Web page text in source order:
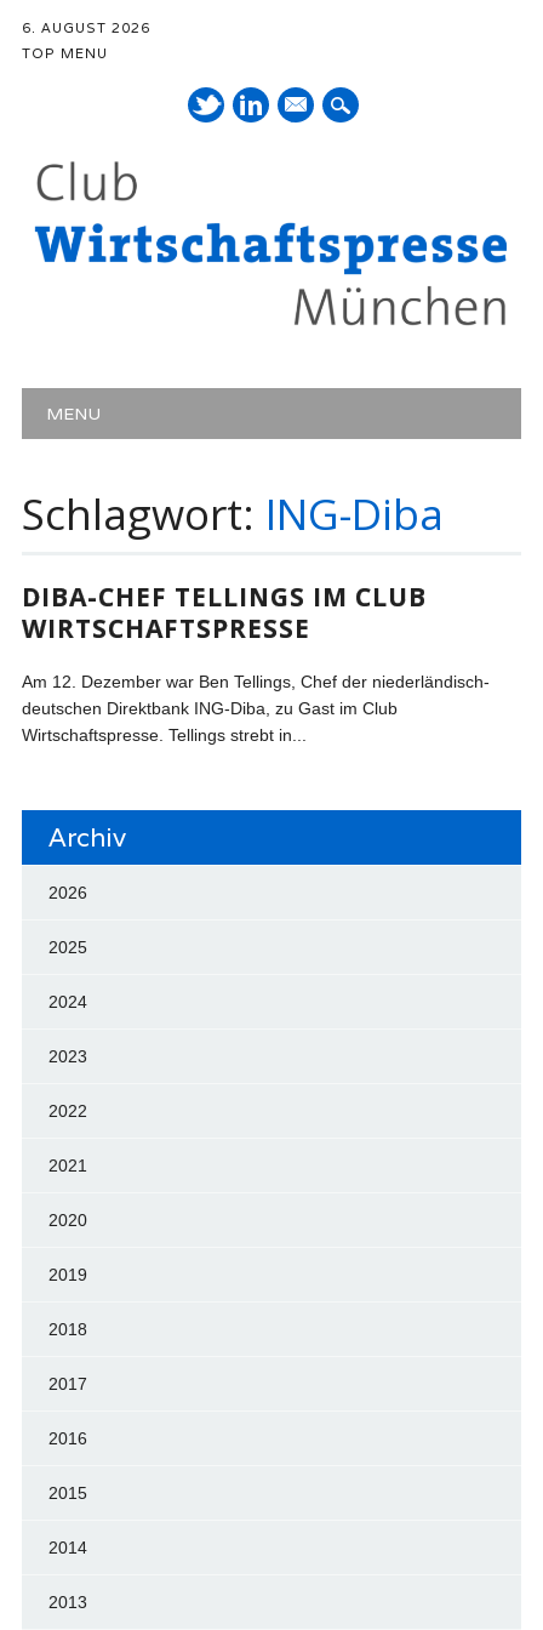
6. AUGUST 2026
TOP MENU
Mail
Hauptmenü
MENU
Schlagwort: ING-Diba
DIBA-CHEF TELLINGS IM CLUB
WIRTSCHAFTSPRESSE
Am 12. Dezember war Ben Tellings, Chef der niederländisch-
deutschen Direktbank ING-Diba, zu Gast im Club
Wirtschaftspresse. Tellings strebt in...
Archiv
2026
2025
2024
2023
2022
2021
2020
2019
2018
2017
2016
2015
2014
2013